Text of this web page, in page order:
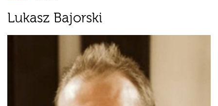
Lukasz Bajorski